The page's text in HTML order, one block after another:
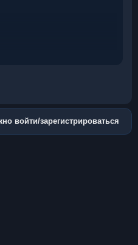
войти/зарегистрироваться